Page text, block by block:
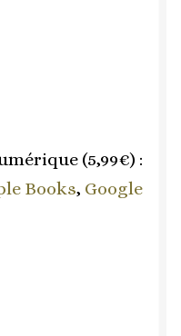
(5,99€) :
Books, Google